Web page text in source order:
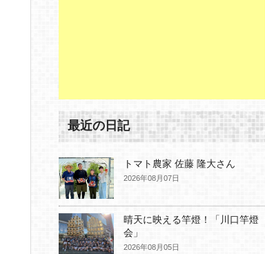
最近の日記
トマト農家 佐藤 隆大さん
2026年08月07日
晴天に映える竿燈！「川口竿燈
会」
2026年08月05日